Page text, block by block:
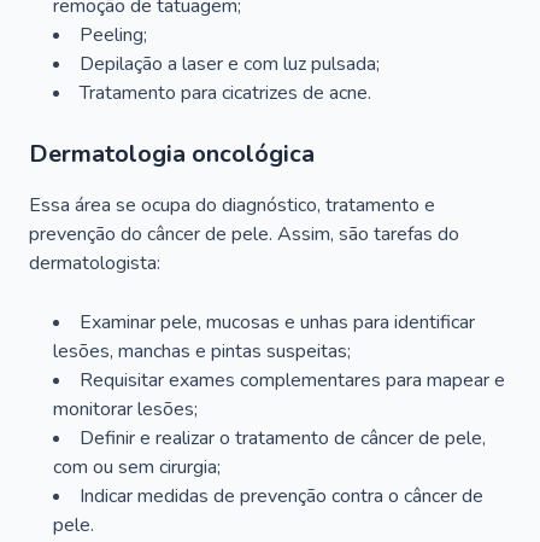
remoção de tatuagem;
Peeling;
Depilação a laser e com luz pulsada;
Tratamento para cicatrizes de acne.
Dermatologia oncológica
Essa área se ocupa do diagnóstico, tratamento e
prevenção do câncer de pele. Assim, são tarefas do
dermatologista:
Examinar pele, mucosas e unhas para identificar
lesões, manchas e pintas suspeitas;
Requisitar exames complementares para mapear e
monitorar lesões;
Definir e realizar o tratamento de câncer de pele,
com ou sem cirurgia;
Indicar medidas de prevenção contra o câncer de
pele.